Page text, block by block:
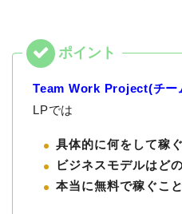
Team Work Project(チー
LPでは
具体的に何をして稼
ビジネスモデルはど
本当に無料で稼ぐこ